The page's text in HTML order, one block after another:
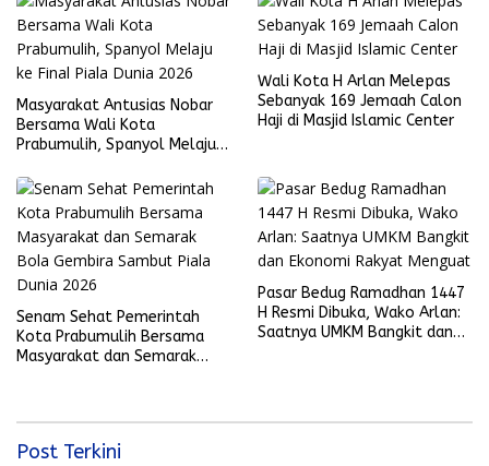
Masyarakat Antusias Nobar
Bersama Wali Kota
Prabumulih, Spanyol Melaju
Wali Kota H Arlan Melepas
Sebanyak 169 Jemaah Calon
Haji di Masjid Islamic Center
Senam Sehat Pemerintah
Kota Prabumulih Bersama
Masyarakat dan Semarak
Pasar Bedug Ramadhan 1447
H Resmi Dibuka, Wako Arlan:
Saatnya UMKM Bangkit dan
Post Terkini